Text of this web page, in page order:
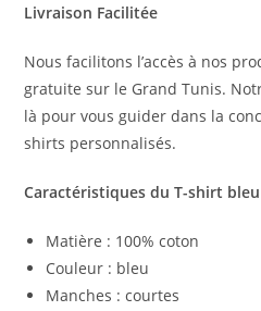
Livraison Facilitée
Nous facilitons l’accès à nos
gratuite sur le Grand Tunis.
là pour vous guider dans la
shirts personnalisés.
Caractéristiques du T-shirt bleu
Matière : 100% coton
Couleur : bleu
Manches : courtes